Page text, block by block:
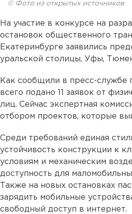
© Фото из открытых источников
На участие в конкурсе на
остановок общественного
Екатеринбурге заявились
уральской столицы, Уфы,
Как сообщили в пресс-службе
всего подано 11 заявок от
лиц. Сейчас экспертная
отбором проектов, которые
Среди требований единая
устойчивость конструкции к
условиям и механическим
доступность для
Также на новых остановках
зарядить мобильные
свободный доступ в интернет.